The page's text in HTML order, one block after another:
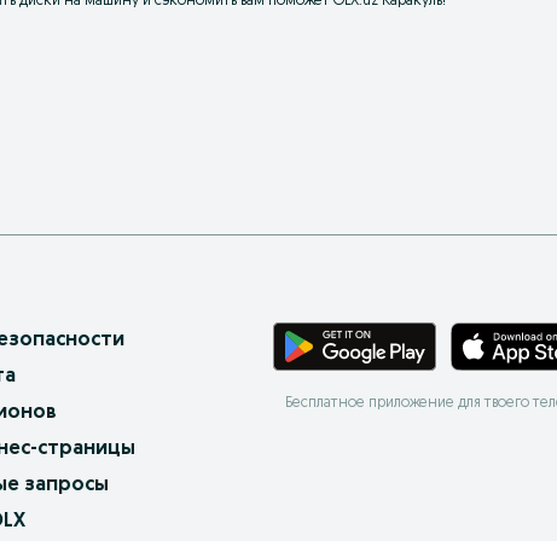
страницы
запросы
Бесплатное приложение для твоего